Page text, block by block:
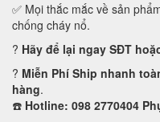
✅ Mọi thắc mắc về sản
chống cháy nổ.
? Hãy để lại ngay SĐT
? Miễn Phí Ship nhanh
hàng.
☎️ Hotline: 098 2770404